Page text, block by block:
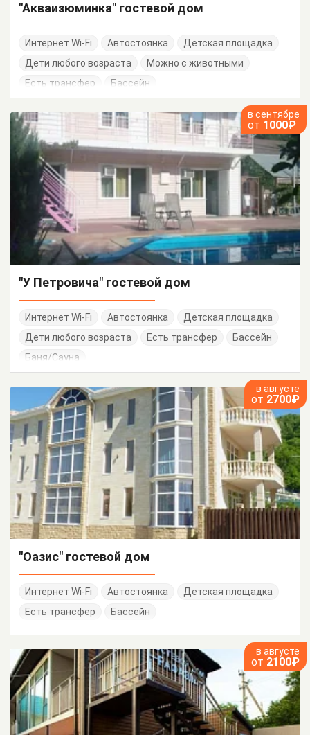
"Акваизюминка" гостевой дом
Интернет Wi-Fi Автостоянка
Детская площадка
Дети любого возраста
Можно с животными
Есть трансфер
Бассейн
в сентябре
от 1000₽
"У Петровича" гостевой дом
Интернет Wi-Fi Автостоянка
Детская площадка
Дети любого возраста
Есть трансфер
Бассейн
Баня/Сауна
в августе
от 2700₽
"Оазис" гостевой дом
Интернет Wi-Fi Автостоянка
Детская площадка
Есть трансфер
Бассейн
в августе
от 2100₽